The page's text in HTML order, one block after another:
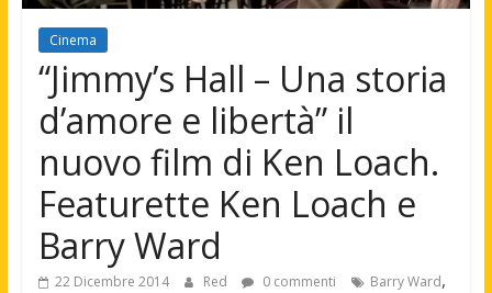
Cinema
“Jimmy’s Hall – Una storia
d’amore e libertà” il
nuovo film di Ken Loach.
Featurette Ken Loach e
Barry Ward
22 Dicembre 2014 Red 0 commenti Barry Ward,